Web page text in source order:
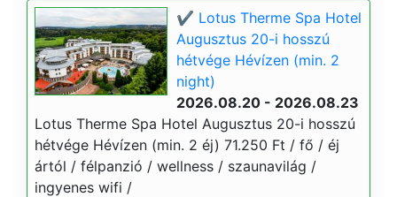
✔️ Lotus Therme Spa Hotel
Augusztus 20-i hosszú
hétvége Hévízen (min. 2
night)
2026.08.20 - 2026.08.23
Lotus Therme Spa Hotel Augusztus 20-i hosszú
hétvége Hévízen (min. 2 éj) 71.250 Ft / fő / éj
ártól / félpanzió / wellness / szaunavilág /
ingyenes wifi /